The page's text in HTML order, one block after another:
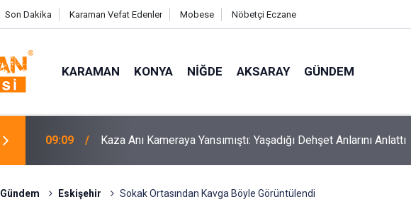
Son Dakika Karaman Vefat Edenler Mobese Nöbetçi Eczane
KARAMAN KONYA NIĞDE AKSARAY GÜNDEM
08:32 Otomobil Park Halindeki Araca Çarptı: 5 Yaralı
Gündem Eskişehir Sokak Ortasından Kavga Böyle Görüntülendi